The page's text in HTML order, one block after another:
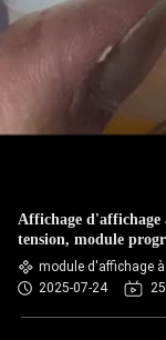
Affichage d'affichage
tension, module
cristaux liquides de
module d'affichage
2025-07-24